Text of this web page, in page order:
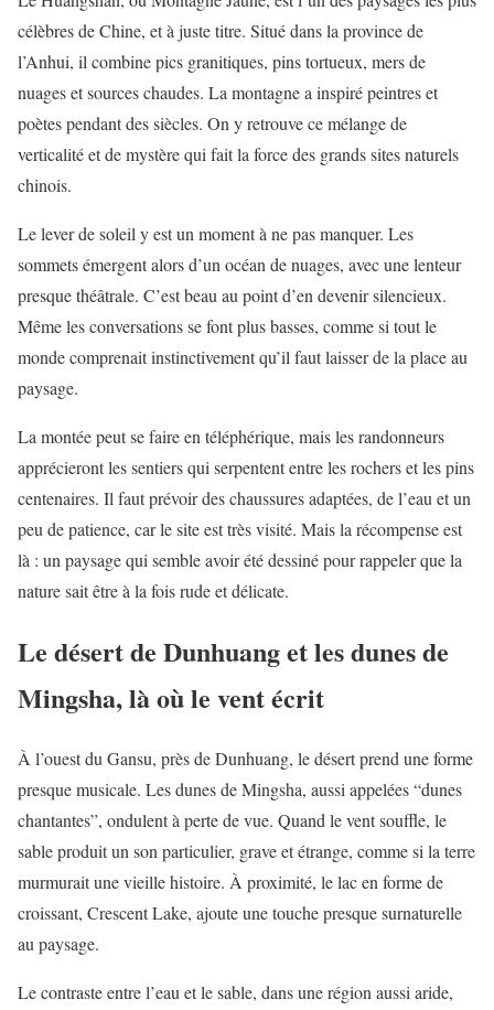
célèbres de Chine, et à juste titre. Situé dans la province de
l’Anhui, il combine pics granitiques, pins tortueux, mers de
nuages et sources chaudes. La montagne a inspiré peintres et
poètes pendant des siècles. On y retrouve ce mélange de
verticalité et de mystère qui fait la force des grands sites naturels
chinois.
Le lever de soleil y est un moment à ne pas manquer. Les
sommets émergent alors d’un océan de nuages, avec une lenteur
presque théâtrale. C’est beau au point d’en devenir silencieux.
Même les conversations se font plus basses, comme si tout le
monde comprenait instinctivement qu’il faut laisser de la place au
paysage.
La montée peut se faire en téléphérique, mais les randonneurs
apprécieront les sentiers qui serpentent entre les rochers et les pins
centenaires. Il faut prévoir des chaussures adaptées, de l’eau et un
peu de patience, car le site est très visité. Mais la récompense est
là : un paysage qui semble avoir été dessiné pour rappeler que la
nature sait être à la fois rude et délicate.
Le désert de Dunhuang et les dunes de
Mingsha, là où le vent écrit
À l’ouest du Gansu, près de Dunhuang, le désert prend une forme
presque musicale. Les dunes de Mingsha, aussi appelées “dunes
chantantes”, ondulent à perte de vue. Quand le vent souffle, le
sable produit un son particulier, grave et étrange, comme si la terre
murmurait une vieille histoire. À proximité, le lac en forme de
croissant, Crescent Lake, ajoute une touche presque surnaturelle
au paysage.
Le contraste entre l’eau et le sable, dans une région aussi aride,